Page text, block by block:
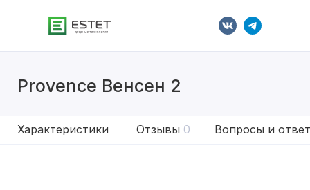
Provence Венсен 2
Характеристики Отзывы 0 Вопросы и